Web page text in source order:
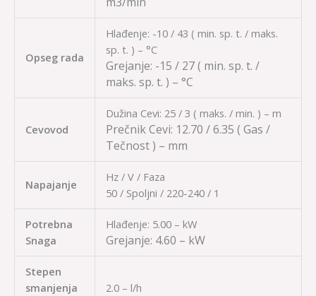
Opseg rada
Hlađenje: -10 / 43 ( min. sp. t. / maks.
sp. t. ) – °C
Grejanje: -15 / 27( min. sp. t. /
maks. sp. t. ) – °C
Cevovod
Dužina Cevi: 25 / 3 ( maks. / min. ) – m
Prečnik Cevi: 12.70 / 6.35 ( Gas /
Tečnost ) – mm
Napajanje
Hz / V / Faza
50 / Spoljni / 220-240 / 1
Potrebna
Snaga
Hlađenje: 5.00 – kW
Grejanje: 4.60 – kW
Stepen
smanjenja
2.0 – l/h